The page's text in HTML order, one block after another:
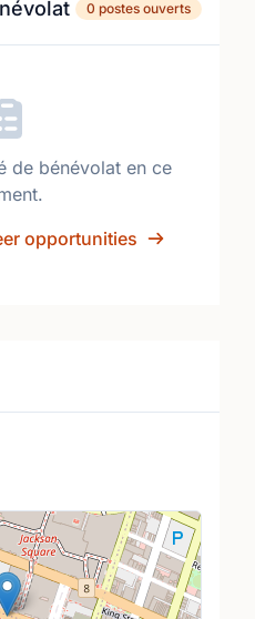
0 postes ouverts
de bénévolat en ce
opportunities